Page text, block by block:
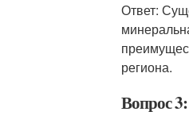
Ответ:
региона.
Вопрос